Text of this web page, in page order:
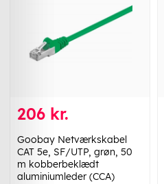
206 kr.
Goobay Netværkskabel
CAT 5e, SF/UTP, grøn, 50
m kobberbeklædt
aluminiumleder (CCA)